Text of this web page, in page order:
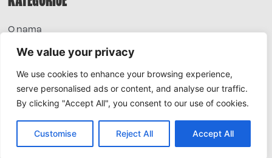
We value your privacy
We use cookies to enhance your browsing experience,
serve personalised ads or content, and analyse our traffic.
By clicking "Accept All", you consent to our use of cookies.
Customise Reject All Accept All
O nama
Extra
Foto
Moda
TV
Horoskop